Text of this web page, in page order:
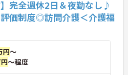
で、身体への負担を抑
えながら健康的に働き
】完全週休2日＆夜勤なし♪
価制度◎訪問介護＜介護福
円～
～程度